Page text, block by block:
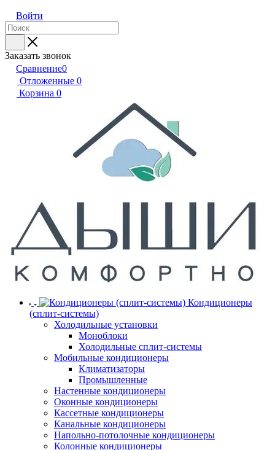
Войти
Заказать звонок
Сравнение0
Отложенные 0
Корзина 0
Кондиционеры
(сплит-системы)
Холодильные установки
Моноблоки
Холодильные сплит-системы
Мобильные кондиционеры
Климатизаторы
Промышленные
Настенные кондиционеры
Оконные кондиционеры
Кассетные кондиционеры
Канальные кондиционеры
Напольно-потолочные кондиционеры
Колонные кондиционеры